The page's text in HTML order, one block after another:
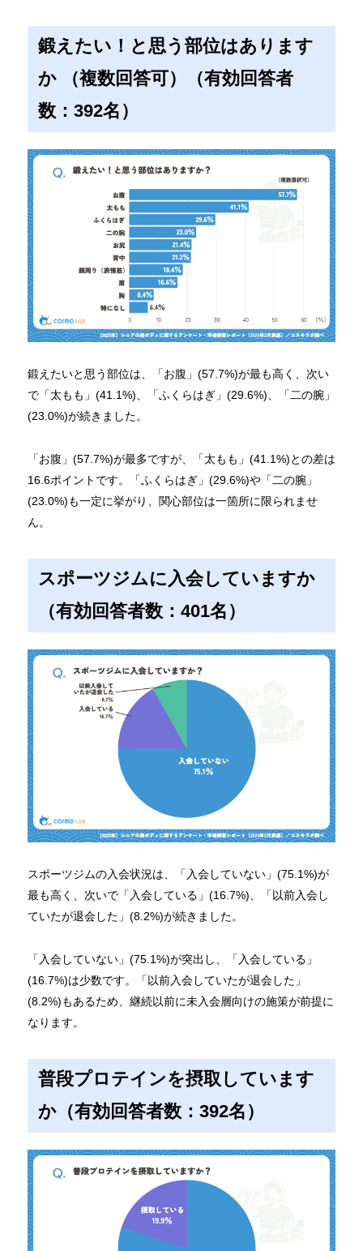
鍛えたい！と思う部位はあります
か （複数回答可）（有効回答者
数：392名）
鍛えたいと思う部位は、「お腹」(57.7%)が最も高く、次い
で「太もも」(41.1%)、「ふくらはぎ」(29.6%)、「二の腕」
(23.0%)が続きました。
「お腹」(57.7%)が最多ですが、「太もも」(41.1%)との差は
16.6ポイントです。「ふくらはぎ」(29.6%)や「二の腕」
(23.0%)も一定に挙がり、関心部位は一箇所に限られませ
ん。
スポーツジムに入会していますか
（有効回答者数：401名）
スポーツジムの入会状況は、「入会していない」(75.1%)が
最も高く、次いで「入会している」(16.7%)、「以前入会し
ていたが退会した」(8.2%)が続きました。
「入会していない」(75.1%)が突出し、「入会している」
(16.7%)は少数です。「以前入会していたが退会した」
(8.2%)もあるため、継続以前に未入会層向けの施策が前提に
なります。
普段プロテインを摂取しています
か（有効回答者数：392名）